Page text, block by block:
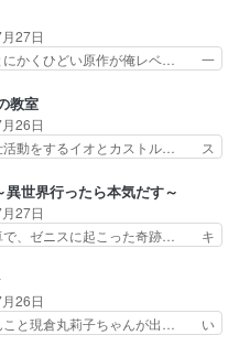
アリとセイ… ごめん、そういう
ゃないの… 第４話感想：その口
？ミミ…
！？こういうのは人… 俺、みん
をDVDが焼きき… アナウンス
したみんなのア… 恋太郎ファミ
ドルに挑戦！… ギャグギャグし
イドル伝説恋太郎ファミリ
木路佐ウル子役で出演いたしま
27日
にかくひどい原作が俺レベ… 一
幼女！アイマスの市原… 遼河は
も軽視するタイプの… 4つのス
墓を捜索中、遼河… 村正はそん
いエピソードあ… 気持ちよくし
を日本に奪… 予言で正体がバレ
は出来な… 村正の墓、アニメで
な。ア…
教室
26日
活動をするイオとカストル… ス
点は、魔法の制御が出… 椋鳥の
迷惑がられてない？… キングコ
牡羊座のアルデ… スピカ・イ
う組み合わせ。… 有り余るパワ
てきてるな… イキりカストルは
スピカな… 鏡の世界への突入と
イトル…
世界行ったら本気だす～
27日
で、ゼニスに起こった奇跡… キ
囁きwクリフとエリナ… 悪魔の
いwおい、1番重要… ゼニスも
良い方向に進んで… 第５話を
ました。視聴に… クリフとエリ
26日
こと現倉丸莉子ちゃんが出… い